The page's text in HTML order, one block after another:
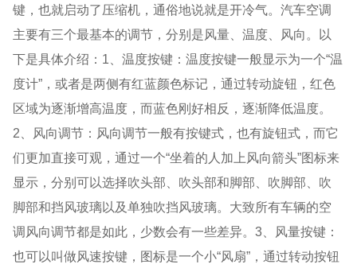
键，也就启动了压缩机，通俗地说就是开冷气。汽车空调
主要有三个最基本的调节，分别是风量、温度、风向。以
下是具体介绍：1、温度按键：温度按键一般显示为一个“温
度计”，或者是两侧有红蓝颜色标记，通过转动旋钮，红色
区域为逐渐增高温度，而蓝色刚好相反，逐渐降低温度。
2、风向调节：风向调节一般有按键式，也有旋钮式，而它
们更加直接可观，通过一个“坐着的人加上风向箭头”图标来
显示，分别可以选择吹头部、吹头部和脚部、吹脚部、吹
脚部和挡风玻璃以及单独吹挡风玻璃。大致所有车辆的空
调风向调节都是如此，少数会有一些差异。3、风量按键：
也可以叫做风速按键，图标是一个小“风扇”，通过转动按钮